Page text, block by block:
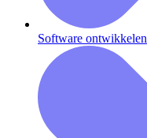
Software ontwikkelen